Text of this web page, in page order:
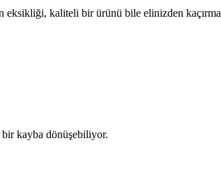
kaliteli bir ürünü bile elinizden
bir kayba dönüşebiliyor.